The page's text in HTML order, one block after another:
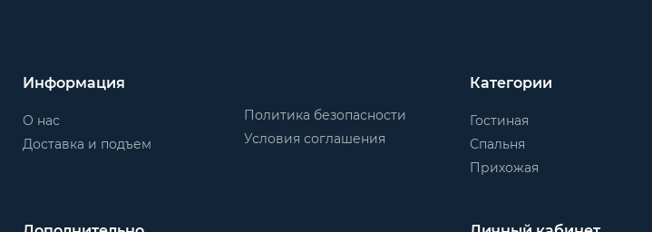
Информация
О нас
Доставка и подъем
Политика безопасности
Условия соглашения
Категории
Гостиная
Спальня
Прихожая